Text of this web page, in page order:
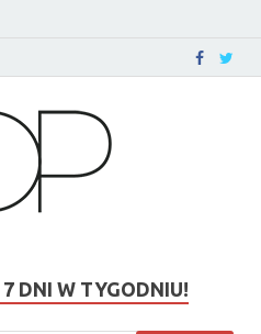
7 DNI W TYGODNIU!